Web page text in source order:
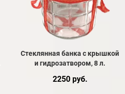
Стеклянная банка с крышкой
и гидрозатвором, 8 л.
2250 руб.